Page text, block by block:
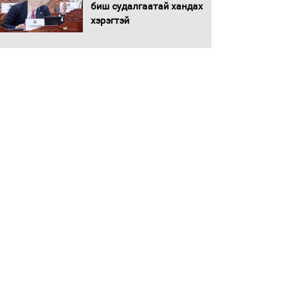
биш судалгаатай хандах
хэрэгтэй